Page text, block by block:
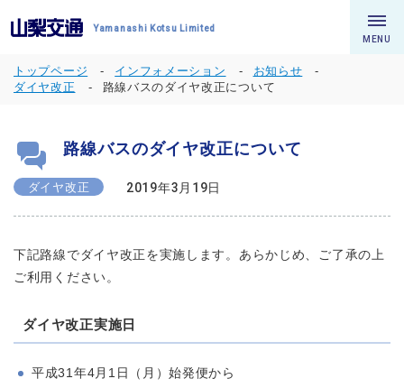
Yamanashi Kotsu Limited
MENU
トップページ インフォメーション
お知らせ
ダイヤ改正
路線バスのダイヤ改正について
路線バスのダイヤ改正について
ダイヤ改正 2019年3月19日
下記路線でダイヤ改正を実施します。あらかじめ、ご了承の上
ご利用ください。
ダイヤ改正実施日
平成31年4月1日（月）始発便から